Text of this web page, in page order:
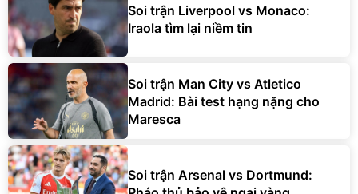
Soi trận Liverpool vs Monaco:
Iraola tìm lại niềm tin
Soi trận Man City vs Atletico
Madrid: Bài test hạng nặng cho
Maresca
Soi trận Arsenal vs Dortmund: